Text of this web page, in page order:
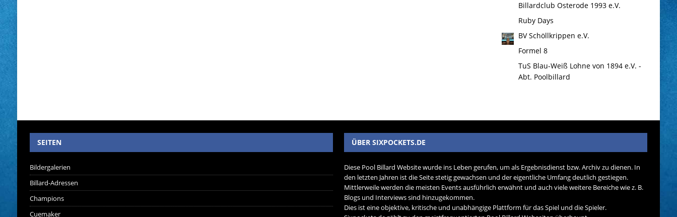
Billardclub Osterode 1993 e.V.
Ruby Days
BV Schöllkrippen e.V.
Formel 8
TuS Blau-Weiß Lohne von 1894 e.V. -
Abt. Poolbillard
SEITEN
Bildergalerien
Billard-Adressen
Champions
Cuemaker
ÜBER SIXPOCKETS.DE
Diese Pool Billard Website wurde ins Leben gerufen, um als Ergebnisdienst bzw. Archiv zu dienen. In
den letzten Jahren ist die Seite stetig gewachsen und der eigentliche Umfang deutlich gestiegen.
Mittlerweile werden die meisten Events ausführlich erwähnt und auch viele weitere Bereiche wie z. B.
Blogs und Interviews sind hinzugekommen.
Dies ist eine objektive, kritische und unabhängige Plattform für das Spiel und die Spieler.